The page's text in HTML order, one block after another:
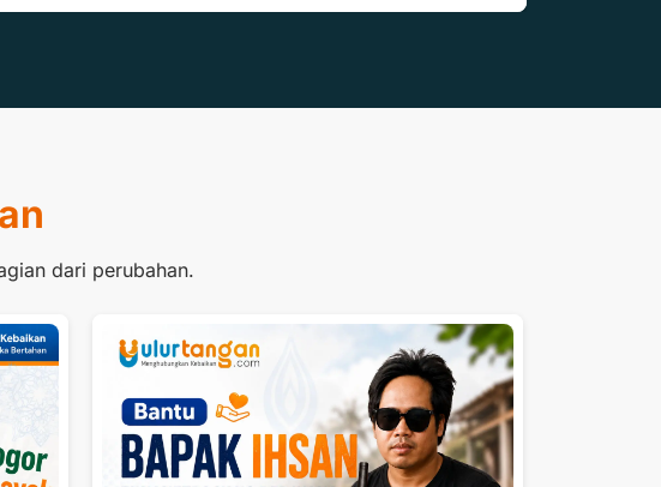
dari perubahan.